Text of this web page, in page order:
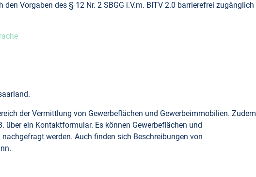
Vorgaben des § 12 Nr. 2 SBGG i.V.m. BITV 2.0 barrierefrei zugänglich
der Vermittlung von Gewerbeflächen und Gewerbeimmobilien. Zudem
über ein Kontaktformular. Es können Gewerbeflächen und
werden. Auch finden sich Beschreibungen von